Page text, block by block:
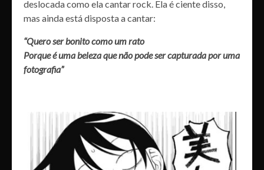
deslocada como ela cantar rock. Ela é ciente disso,
mas ainda está disposta a cantar:
“Quero ser bonito como um rato
Porque é uma beleza que não pode ser capturada por uma
fotografia”